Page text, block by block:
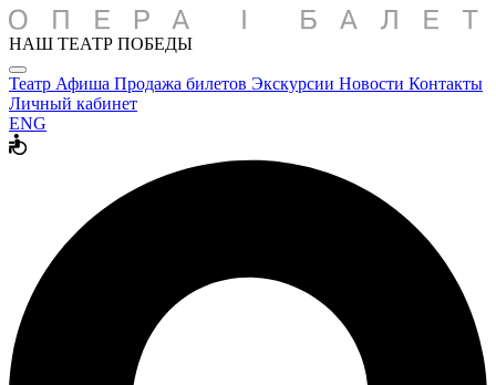
НАШ ТЕАТР ПОБЕДЫ
Театр Афиша Продажа билетов Экскурсии Новости Контакты
Личный кабинет
ENG